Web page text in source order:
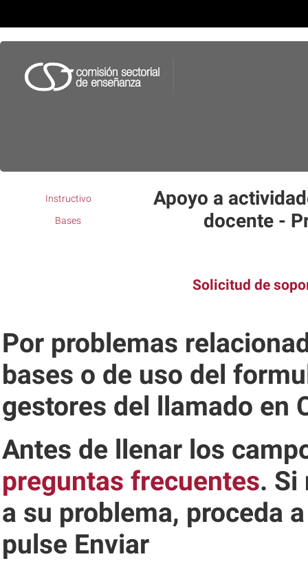
Instructivo
Bases
Apoyo a
docente -
Solicitud de
Por problemas
bases o de uso del
gestores del llamado en
Antes de llenar los
preguntas frecuentes. Si
a su problema, proceda
pulse Enviar